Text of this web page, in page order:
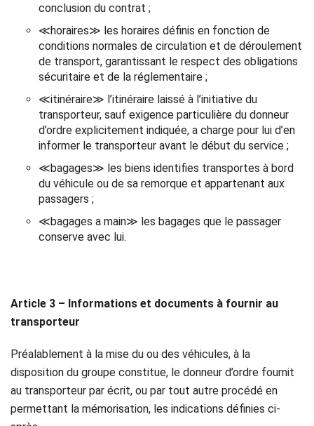
conclusion du contrat ;
≪horaires≫ les horaires définis en fonction de
conditions normales de circulation et de déroulement
de transport, garantissant le respect des obligations
sécuritaire et de la réglementaire ;
≪itinéraire≫ l’itinéraire laissé à l’initiative du
transporteur, sauf exigence particulière du donneur
d’ordre explicitement indiquée, a charge pour lui d’en
informer le transporteur avant le début du service ;
≪bagages≫ les biens identifies transportes à bord
du véhicule ou de sa remorque et appartenant aux
passagers ;
≪bagages a main≫ les bagages que le passager
conserve avec lui.
Article 3 – Informations et documents à fournir au
transporteur
Préalablement à la mise du ou des véhicules, à la
disposition du groupe constitue, le donneur d’ordre fournit
au transporteur par écrit, ou par tout autre procédé en
permettant la mémorisation, les indications définies ci-